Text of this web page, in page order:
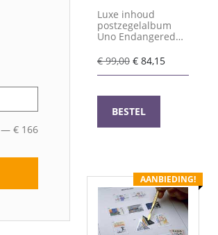
— € 166
Luxe inhoud
postzegelalbum
Uno Endangered
(Kleur)
€99,00 Oorspronkelijke
prijs
€ 99,00.
€ 84,15Huidige
prijs
BESTEL
AANBIEDING!